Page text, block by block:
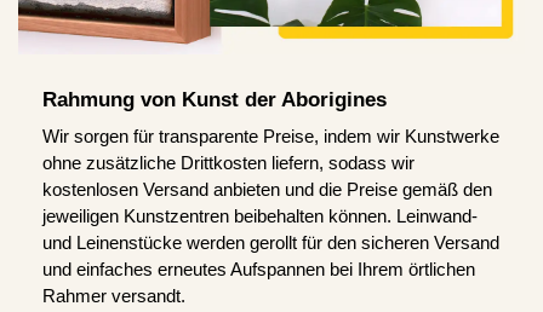
Rahmung von Kunst der Aborigines
Wir sorgen für transparente Preise, indem wir Kunstwerke
ohne zusätzliche Drittkosten liefern, sodass wir
kostenlosen Versand anbieten und die Preise gemäß den
jeweiligen Kunstzentren beibehalten können. Leinwand-
und Leinenstücke werden gerollt für den sicheren Versand
und einfaches erneutes Aufspannen bei Ihrem örtlichen
Rahmer versandt.